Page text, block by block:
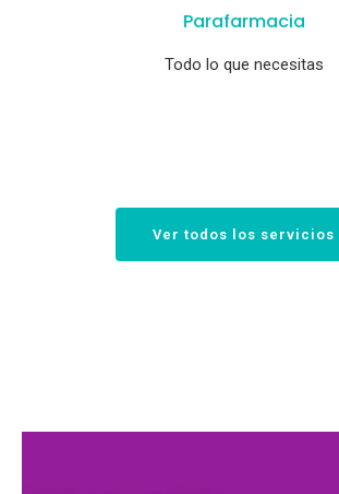
Parafarmacia
Todo lo que necesitas
Ver todos los servicios